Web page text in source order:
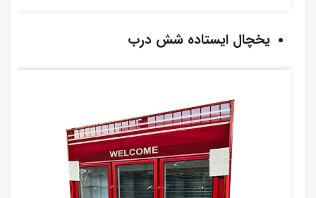
یخچال ایستاده شش درب